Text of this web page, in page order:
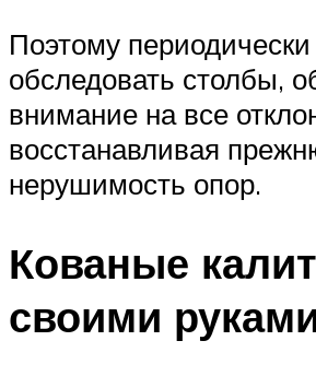
Поэтому
обследовать столбы,
внимание на все
восстанавливая
нерушимость опор.
Кованые
своими